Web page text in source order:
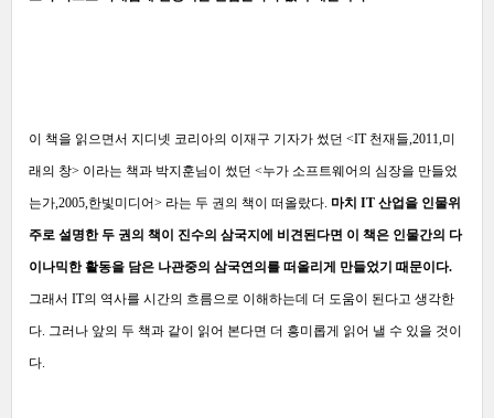
이 책을 읽으면서 지디넷 코리아의 이재구 기자가 썼던 <IT 천재들,2011,미
래의 창> 이라는 책과 박지훈님이 썼던 <누가 소프트웨어의 심장을 만들었
는가,2005,한빛미디어> 라는 두 권의 책이 떠올랐다. 마치 IT 산업을 인물위
주로 설명한 두 권의 책이 진수의 삼국지에 비견된다면 이 책은 인물간의 다
이나믹한 활동을 담은 나관중의 삼국연의를 떠올리게 만들었기 때문이다.
그래서 IT의 역사를 시간의 흐름으로 이해하는데 더 도움이 된다고 생각한
다. 그러나 앞의 두 책과 같이 읽어 본다면 더 흥미롭게 읽어 낼 수 있을 것이
다.